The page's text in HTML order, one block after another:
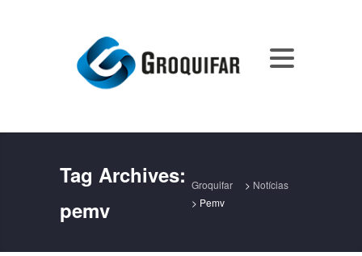
Tag Archives:
pemv
Groquifar > Notícias
> Pemv